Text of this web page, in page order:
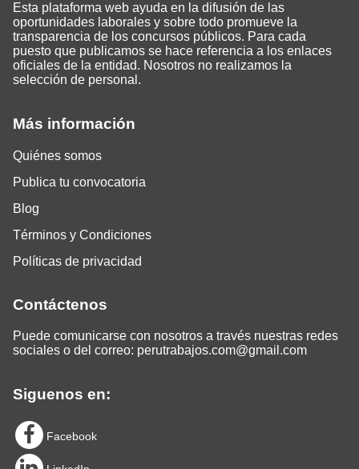
Más información
Quiénes somos
Publica tu convocatoria
Blog
Términos y Condiciones
Políticas de privacidad
Contáctenos
Puede comunicarse con nosotros a través nuestras redes
sociales o del correo: perutrabajos.com@gmail.com
Siguenos en:
Facebook
Esta plataforma web ayuda en la difusión de las
oportunidades laborales y sobre todo promueve la
transparencia de los concursos públicos. Para cada
puesto que publicamos se hace referencia a los enlaces
oficiales de la entidad. Nosotros no realizamos la
selección de personal.